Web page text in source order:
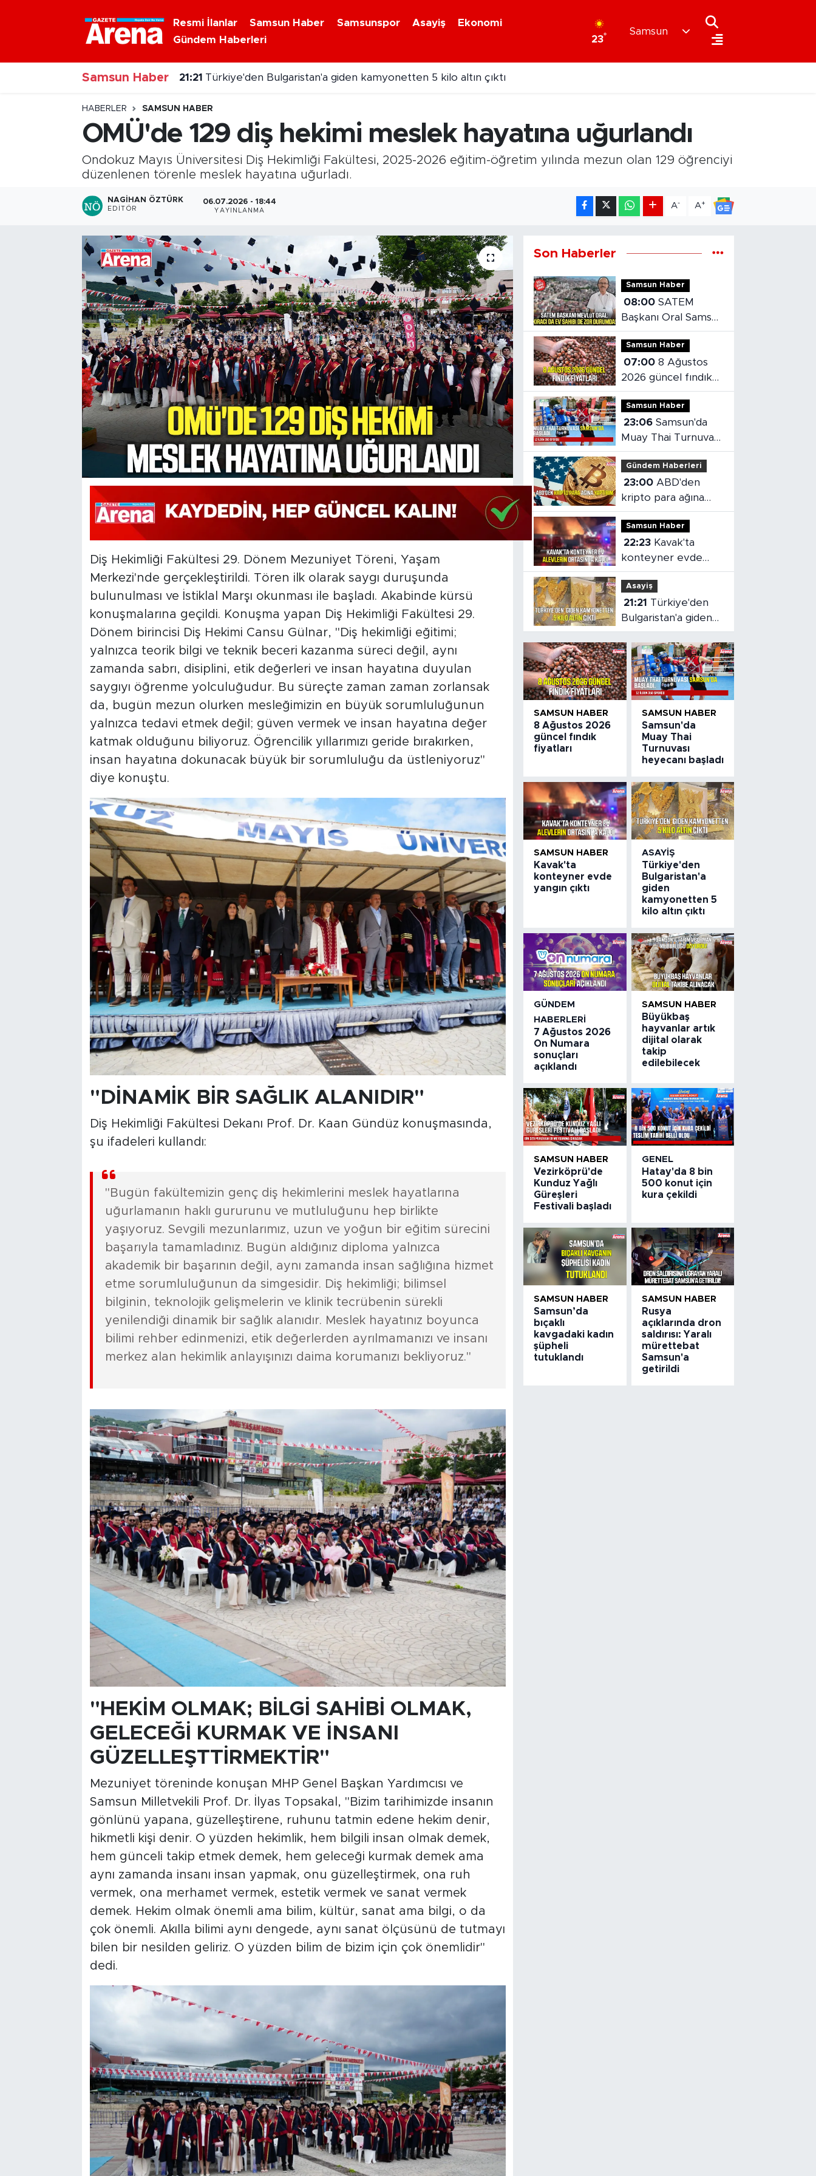
Resmi İlanlar Samsun Haber Samsunspor Asayiş
Ekonomi
Gündem Haberleri
23°
Samsun
Samsun Haber 21:03 7 Ağustos 2026 On Numara sonuçları açıklandı
HABERLER SAMSUN HABER
OMÜ'de 129 diş hekimi meslek hayatına uğurlandı
Ondokuz Mayıs Üniversitesi Diş Hekimliği Fakültesi, 2025-2026 eğitim-öğretim yılında mezun olan 129 öğrenciyi
düzenlenen törenle meslek hayatına uğurladı.
NAGIHAN ÖZTÜRK
EDITÖR
06.07.2026 - 18:44
YAYINLANMA
A- A+
Diş Hekimliği Fakültesi 29. Dönem Mezuniyet Töreni, Yaşam
Merkezi'nde gerçekleştirildi. Tören ilk olarak saygı duruşunda
bulunulması ve İstiklal Marşı okunması ile başladı. Akabinde kürsü
konuşmalarına geçildi. Konuşma yapan Diş Hekimliği Fakültesi 29.
Dönem birincisi Diş Hekimi Cansu Gülnar, "Diş hekimliği eğitimi;
yalnızca teorik bilgi ve teknik beceri kazanma süreci değil, aynı
zamanda sabrı, disiplini, etik değerleri ve insan hayatına duyulan
saygıyı öğrenme yolculuğudur. Bu süreçte zaman zaman zorlansak
da, bugün mezun olurken mesleğimizin en büyük sorumluluğunun
yalnızca tedavi etmek değil; güven vermek ve insan hayatına değer
katmak olduğunu biliyoruz. Öğrencilik yıllarımızı geride bırakırken,
insan hayatına dokunacak büyük bir sorumluluğu da üstleniyoruz"
diye konuştu.
"DİNAMİK BİR SAĞLIK ALANIDIR"
Diş Hekimliği Fakültesi Dekanı Prof. Dr. Kaan Gündüz konuşmasında,
şu ifadeleri kullandı:
"Bugün fakültemizin genç diş hekimlerini meslek hayatlarına
uğurlamanın haklı gururunu ve mutluluğunu hep birlikte
yaşıyoruz. Sevgili mezunlarımız, uzun ve yoğun bir eğitim sürecini
başarıyla tamamladınız. Bugün aldığınız diploma yalnızca
akademik bir başarının değil, aynı zamanda insan sağlığına hizmet
etme sorumluluğunun da simgesidir. Diş hekimliği; bilimsel
bilginin, teknolojik gelişmelerin ve klinik tecrübenin sürekli
yenilendiği dinamik bir sağlık alanıdır. Meslek hayatınız boyunca
bilimi rehber edinmenizi, etik değerlerden ayrılmamanızı ve insanı
merkez alan hekimlik anlayışınızı daima korumanızı bekliyoruz."
"HEKİM OLMAK; BİLGİ SAHİBİ OLMAK,
GELECEĞİ KURMAK VE İNSANI
GÜZELLEŞTTİRMEKTİR"
Mezuniyet töreninde konuşan MHP Genel Başkan Yardımcısı ve
Samsun Milletvekili Prof. Dr. İlyas Topsakal, "Bizim tarihimizde insanın
gönlünü yapana, güzelleştirene, ruhunu tatmin edene hekim denir,
hikmetli kişi denir. O yüzden hekimlik, hem bilgili insan olmak demek,
hem günceli takip etmek demek, hem geleceği kurmak demek ama
aynı zamanda insanı insan yapmak, onu güzelleştirmek, ona ruh
vermek, ona merhamet vermek, estetik vermek ve sanat vermek
demek. Hekim olmak önemli ama bilim, kültür, sanat ama bilgi, o da
çok önemli. Akılla bilimi aynı dengede, aynı sanat ölçüsünü de tutmayı
bilen bir nesilden geliriz. O yüzden bilim de bizim için çok önemlidir"
dedi.
Son Haberler
Samsun Haber
08:00 SATEM
Başkanı Oral Samsun
konut piyasasını
değerlendirdi
Samsun Haber
07:00 8 Ağustos
2026 güncel fındık
fiyatları
Samsun Haber
23:06 Samsun'da
Muay Thai Turnuvası
heyecanı başladı
Gündem Haberleri
23:00 ABD'den
kripto para ağına
yaptırım
Samsun Haber
22:23
konteyner evde
yangın çıktı
Asayiş
21:21
Bulgaristan'a giden
kamyonetten 5 kilo
altın çıktı
SAMSUN HABER
8 Ağustos 2026
güncel fındık
fiyatları
SAMSUN HABER
Samsun'da
Muay Thai
Turnuvası
heyecanı başladı
SAMSUN HABER
Kavak'ta
konteyner evde
yangın çıktı
ASAYIŞ
Türkiye'den
Bulgaristan'a
giden
kamyonetten 5
kilo altın çıktı
GÜNDEM
HABERLERI
7 Ağustos 2026
On Numara
sonuçları
açıklandı
SAMSUN HABER
Büyükbaş
hayvanlar artık
dijital olarak
takip
edilebilecek
SAMSUN HABER
Vezirköprü'de
Kunduz Yağlı
Güreşleri
Festivali başladı
GENEL
Hatay'da 8 bin
500 konut için
kura çekildi
SAMSUN HABER
Samsun’da
bıçaklı
kavgadaki kadın
şüpheli
tutuklandı
SAMSUN HABER
Rusya
açıklarında dron
saldırısı: Yaralı
mürettebat
Samsun'a
getirildi
Nöbetçi Eczaneler
Hava Durumu
Samsun Namaz Vakitleri
Trafik Durumu
Süper Lig Puan Durumu ve Fikstür
Tüm Manşetler